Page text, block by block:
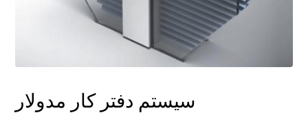
سیستم دفتر کار مدولار